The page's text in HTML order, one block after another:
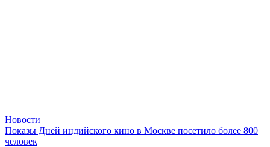
Новости
Показы Дней индийского кино в Москве посетило более 800
человек